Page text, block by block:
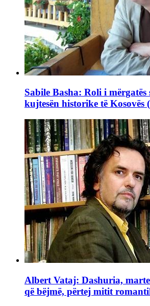
Sabile Basha: Roli i mërgatës
kujtesën historike të Kosovës
Albert Vataj: Dashuria,
që bëjmë, përtej mitit